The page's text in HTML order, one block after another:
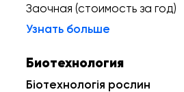
Заочная (стоимость за год)
Узнать больше
Биотехнология
Біотехнологія рослин